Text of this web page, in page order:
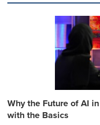
Why the Future of AI
with the Basics